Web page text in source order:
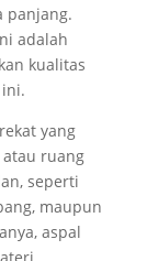
panjang.
adalah
kualitas
yang
ruang
seperti
maupun
aspal